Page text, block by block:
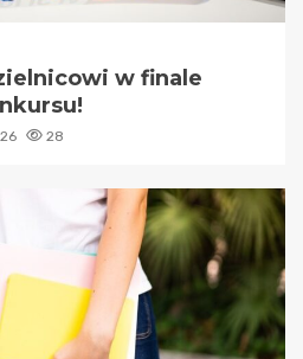
w finale
28